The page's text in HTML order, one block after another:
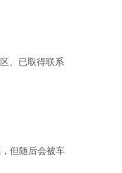
、已取得联系
但随后会被车